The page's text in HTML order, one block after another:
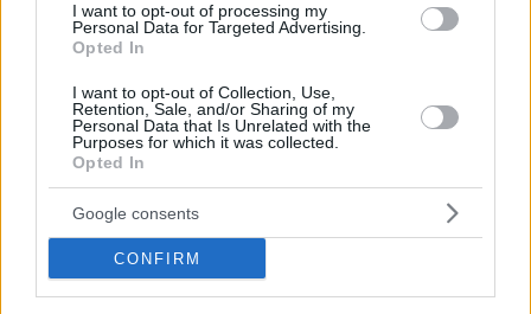
I want to opt-out of processing my
Personal Data for Targeted Advertising.
Opted In
I want to opt-out of Collection, Use,
Retention, Sale, and/or Sharing of my
Personal Data that Is Unrelated with the
Purposes for which it was collected.
Opted In
Google consents
CONFIRM
somma consistente Non rivelò l’origine del denaro Sia Péter
che József V. si suicidarono in seguito, rispettivamente nel
2011 e nel 2021, aggiungendo ulteriore tragedia al caso.